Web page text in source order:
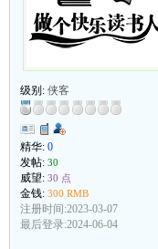
级别: 侠客
精华: 0
发帖: 30
威望: 30 点
金钱: 300 RMB
注册时间:2023-03-07
最后登录:2024-06-04